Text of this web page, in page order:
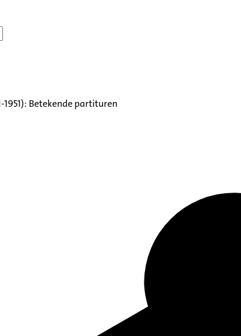
1951): Betekende partituren